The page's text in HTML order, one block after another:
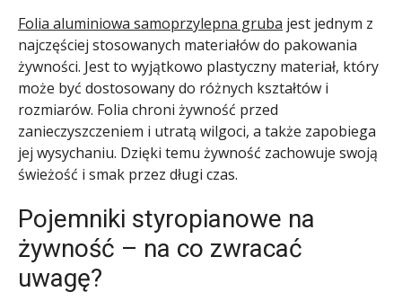
Folia aluminiowa samoprzylepna gruba jest jednym z
najczęściej stosowanych materiałów do pakowania
żywności. Jest to wyjątkowo plastyczny materiał, który
może być dostosowany do różnych kształtów i
rozmiarów. Folia chroni żywność przed
zanieczyszczeniem i utratą wilgoci, a także zapobiega
jej wysychaniu. Dzięki temu żywność zachowuje swoją
świeżość i smak przez długi czas.
Pojemniki styropianowe na
żywność – na co zwracać
uwagę?